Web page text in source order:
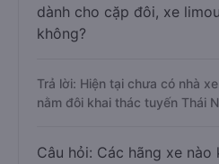
dành cho cặp đôi, xe
không?
Trả lời: Hiện tại chưa có nhà
nằm đôi khai thác tuyến Thái
Câu hỏi: Các hãng xe nào